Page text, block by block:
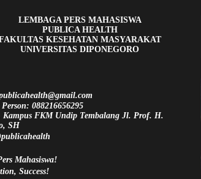
LEMBAGA PERS MAHASISWA
PUBLICA HEALTH
KESEHATAN MASYARAKAT
UNIVERSITAS DIPONEGORO
088216656295
Kampus FKM Undip Tembalang Jl. Prof. H.
SH
Mahasiswa!
Success!